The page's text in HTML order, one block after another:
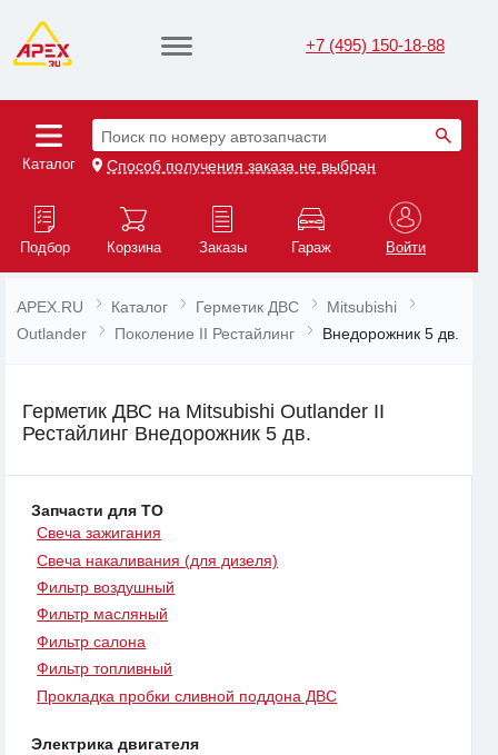
+7 (495) 150-18-88
Каталог
Поиск по номеру автозапчасти
Способ получения заказа не выбран
Подбор Корзина Заказы Гараж Войти
APEX.RU Каталог Герметик ДВС
Mitsubishi
Outlander
Поколение II Рестайлинг Внедорожник 5 дв.
Герметик ДВС на Mitsubishi Outlander II
Рестайлинг Внедорожник 5 дв.
Запчасти для ТО
Свеча зажигания
Свеча накаливания (для дизеля)
Фильтр воздушный
Фильтр масляный
Фильтр салона
Фильтр топливный
Прокладка пробки сливной поддона ДВС
Электрика двигателя